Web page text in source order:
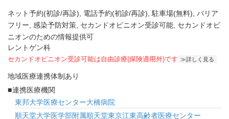
ネット予約(初診/再診) 電話予約(初診/再診) 駐車場(無料) バリア
フリー 感染予防対策 セカンドオピニオン受診可能 セカンドオピ
ニオンのための情報提供可
レントゲン科
セカンドオピニオン受診可能は自由診療(保険適用外)です 詳しく見る
地域医療連携体制あり
連携医療機関
東邦大学医療センター大橋病院
順天堂大学医学部附属順天堂東京江東高齢者医療センター